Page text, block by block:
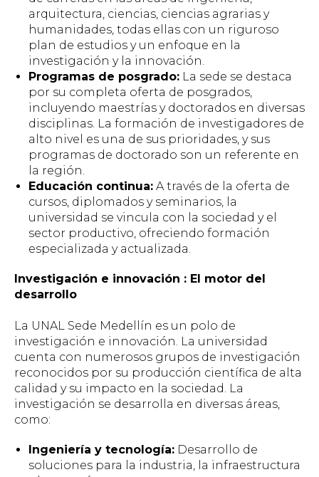
arquitectura, ciencias, ciencias agrarias y
humanidades, todas ellas con un riguroso
plan de estudios y un enfoque en la
investigación y la innovación.
Programas de posgrado: La sede se destaca
por su completa oferta de posgrados,
incluyendo maestrías y doctorados en diversas
disciplinas. La formación de investigadores de
alto nivel es una de sus prioridades, y sus
programas de doctorado son un referente en
la región.
Educación continua: A través de la oferta de
cursos, diplomados y seminarios, la
universidad se vincula con la sociedad y el
sector productivo, ofreciendo formación
especializada y actualizada.
Investigación e innovación : El motor del
desarrollo
La UNAL Sede Medellín es un polo de
investigación e innovación. La universidad
cuenta con numerosos grupos de investigación
reconocidos por su producción científica de alta
calidad y su impacto en la sociedad. La
investigación se desarrolla en diversas áreas,
como:
Ingeniería y tecnología: Desarrollo de
soluciones para la industria, la infraestructura